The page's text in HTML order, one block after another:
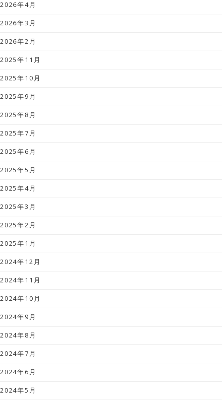
2026年4月
2026年3月
2026年2月
2025年11月
2025年10月
2025年9月
2025年8月
2025年7月
2025年6月
2025年5月
2025年4月
2025年3月
2025年2月
2025年1月
2024年12月
2024年11月
2024年10月
2024年9月
2024年8月
2024年7月
2024年6月
2024年5月